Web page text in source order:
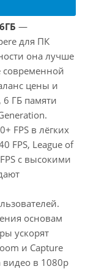
—
для ПК
она лучше
современной
цены и
6 ГБ памяти
FPS в лёгких
FPS, League of
с высокими
основам
ускорят
и Capture
видео в 1080p